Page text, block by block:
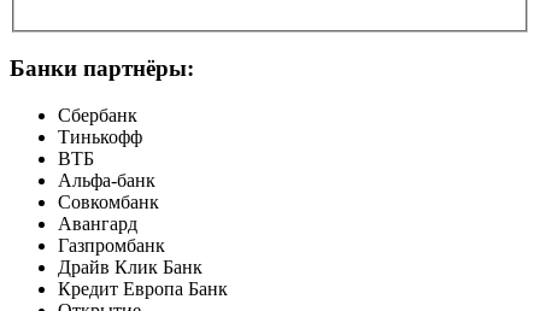
Банки партнёры:
Сбербанк
Тинькофф
ВТБ
Альфа-банк
Совкомбанк
Авангард
Газпромбанк
Драйв Клик Банк
Кредит Европа Банк